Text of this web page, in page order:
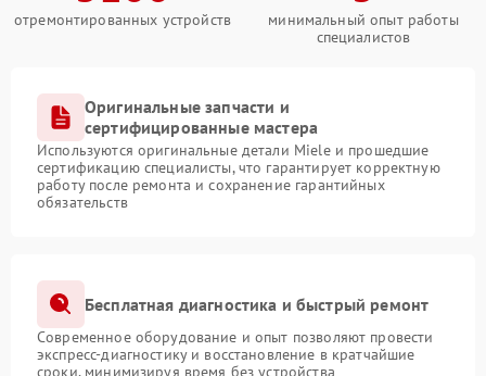
отремонтированных устройств
минимальный опыт работы
специалистов
Оригинальные запчасти и
сертифицированные мастера
Используются оригинальные детали Miele и прошедшие
сертификацию специалисты, что гарантирует корректную
работу после ремонта и сохранение гарантийных
обязательств
Бесплатная диагностика и быстрый ремонт
Современное оборудование и опыт позволяют провести
экспресс-диагностику и восстановление в кратчайшие
сроки, минимизируя время без устройства